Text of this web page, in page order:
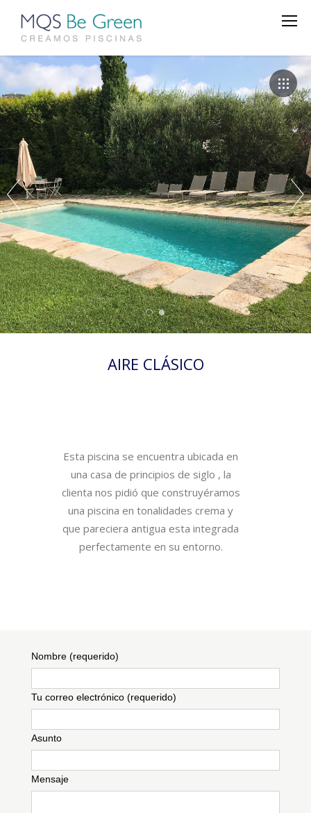
AIRE CLÁSICO
Esta piscina se encuentra ubicada en
una casa de principios de siglo , la
clienta nos pidió que construyéramos
una piscina en tonalidades crema y
que pareciera antigua esta integrada
perfectamente en su entorno.
Nombre (requerido)
Tu correo electrónico (requerido)
Asunto
Mensaje